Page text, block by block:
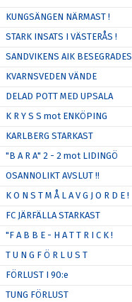
KUNGSÄNGEN NÄRMAST !
STARK INSATS I VÄSTERÅS !
SANDVIKENS AIK BESEGRADES
KVARNSVEDEN VÄNDE
DELAD POTT MED UPSALA
K R Y S S mot ENKÖPING
KARLBERG STARKAST
"B A R A" 2 - 2 mot LIDINGÖ
OSANNOLIKT AVSLUT !!
K O N S T M Å L A V G J O R D E !
FC JÄRFÄLLA STARKAST
"F A B B E - H A T T R I C K !
T U N G F Ö R L U S T
FÖRLUST I 90:e
TUNG FÖRLUST